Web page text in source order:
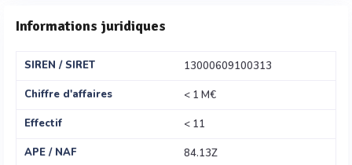
Informations juridiques
SIREN / SIRET
13000609100313
Chiffre d'affaires
< 1 M€
Effectif
< 11
APE / NAF
84.13Z